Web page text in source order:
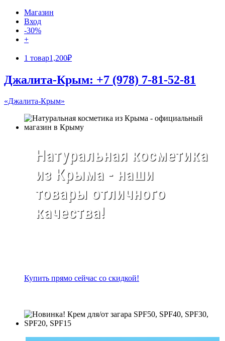
Магазин
Вход
-30%
+
1 товар1,200₽
Джалита-Крым: +7 (978) 7-81-52-81
«Джалита-Крым»
Натуральная косметика
из Крыма - наши
товары отличного
качества!
Купить прямо сейчас со скидкой!